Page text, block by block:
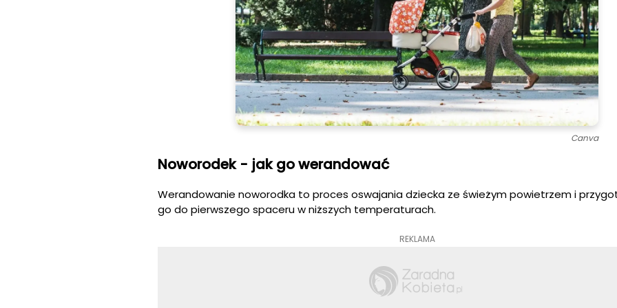
Canva
Noworodek - jak go werandować
Werandowanie noworodka to proces oswajania dziecka ze świeżym powietrzem i
go do pierwszego spaceru w niższych temperaturach.
REKLAMA